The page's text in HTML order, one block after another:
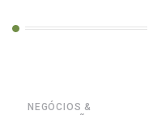
NEGÓCIOS &